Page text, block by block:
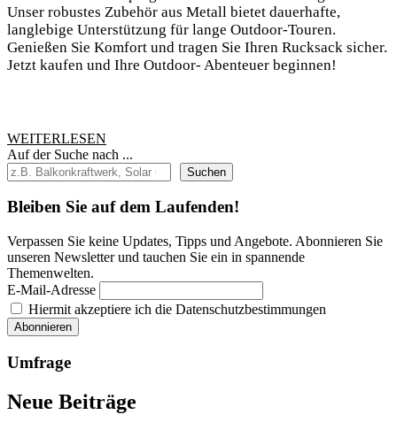
dem
perfekten
Zubehör:
Unser robustes Zubehör aus Metall bietet dauerhafte,
langlebige Unterstützung für lange Outdoor-Touren.
Genießen Sie Komfort und tragen Sie Ihren Rucksack sicher.
Jetzt kaufen und Ihre Outdoor- Abenteuer beginnen!
WEITERLESEN
Auf der Suche nach ...
Suchen
Bleiben Sie auf dem Laufenden!
Verpassen Sie keine Updates, Tipps und Angebote. Abonnieren Sie
unseren Newsletter und tauchen Sie ein in spannende
Themenwelten.
E-Mail-Adresse
Hiermit akzeptiere ich die Datenschutzbestimmungen
Umfrage
Neue Beiträge